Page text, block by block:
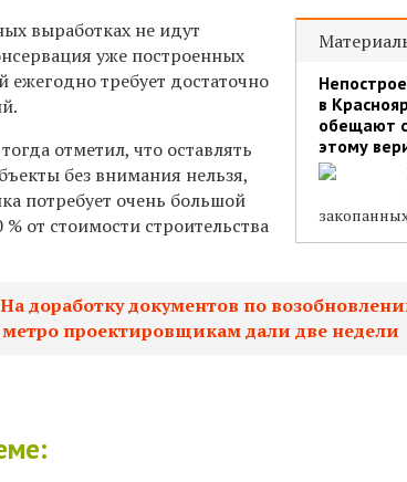
в
обещают
этому
выработках не идут
уже построенных
ежегодно требует достаточно
отметил, что оставлять
без внимания нельзя,
потребует очень большой
от стоимости строительства
На доработку документов по
метро проектировщикам дали две недели